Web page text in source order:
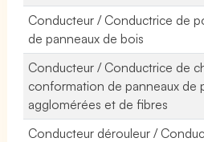
Conducteur / Conductrice de
de panneaux de bois
Conducteur / Conductrice de
conformation de panneaux de
agglomérées et de fibres
Conducteur dérouleur /